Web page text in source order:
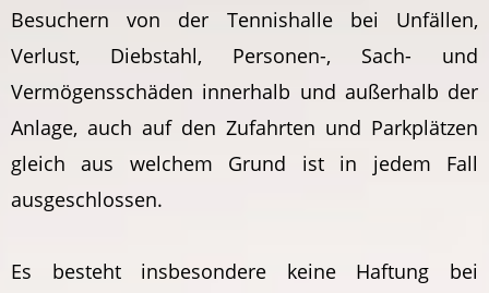
Besuchern von der Tennishalle bei Unfällen,
Verlust, Diebstahl, Personen-, Sach- und
Vermögensschäden innerhalb und außerhalb der
Anlage, auch auf den Zufahrten und Parkplätzen
gleich aus welchem Grund ist in jedem Fall
ausgeschlossen.
Es besteht insbesondere keine Haftung bei